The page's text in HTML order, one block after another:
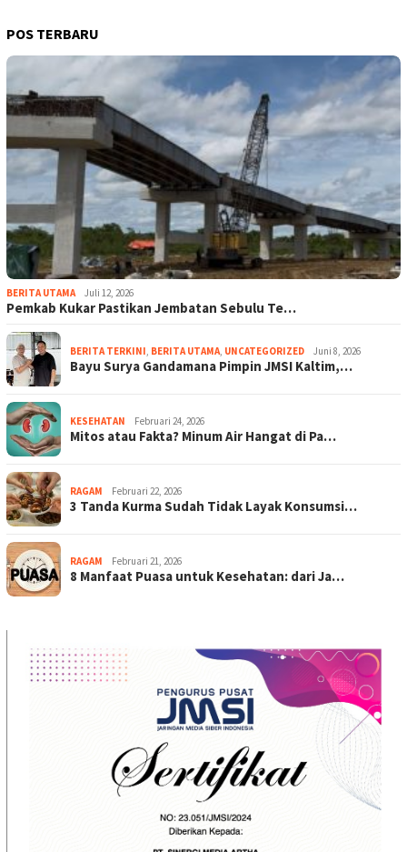
POS TERBARU
BERITA UTAMA Juli 12, 2026
Pemkab Kukar Pastikan Jembatan Sebulu Te…
BERITA TERKINI, BERITA UTAMA, UNCATEGORIZED Juni 8, 2026
Bayu Surya Gandamana Pimpin JMSI Kaltim,…
KESEHATAN Februari 24, 2026
Mitos atau Fakta? Minum Air Hangat di Pa…
RAGAM Februari 22, 2026
3 Tanda Kurma Sudah Tidak Layak Konsumsi…
RAGAM Februari 21, 2026
8 Manfaat Puasa untuk Kesehatan: dari Ja…